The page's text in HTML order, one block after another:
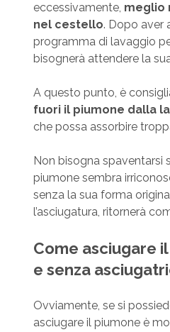
eccessivamente, meglio
nel cestello. Dopo aver
programma di lavaggio
bisognerà attendere la
A questo punto, è
fuori il piumone dalla
che possa assorbire
Non bisogna spaventarsi
piumone sembra
senza la sua forma
l’asciugatura, ritornerà
Come asciugare
e senza
Ovviamente, se si
asciugare il piumone è